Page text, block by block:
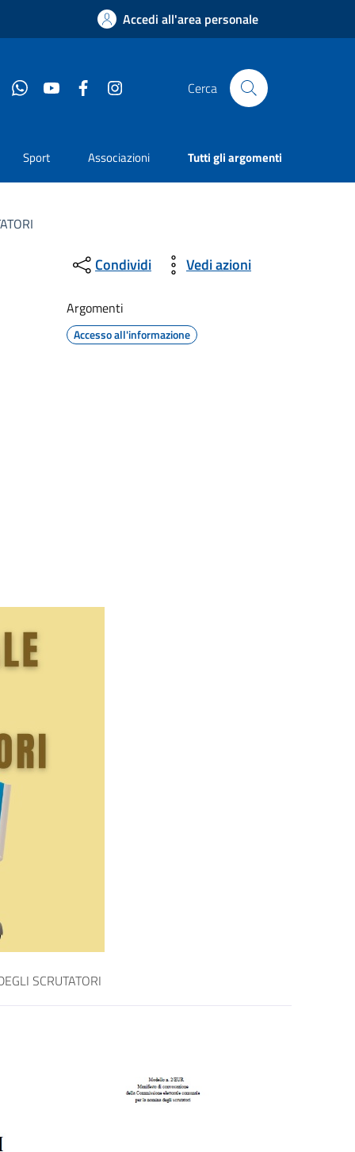
Accedi all'area personale
WhatsappYouTube Facebook Cerca
Sport Associazioni Tutti gli argomenti
Condividi Vedi azioni
Argomenti
Accesso all'informazione
SCRUTATORI